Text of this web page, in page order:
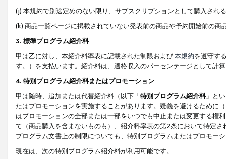
(j) 本規約で別途定めのない限り、サブスクリプションとして購入され
(k) 商品一覧ページに掲載されていない発表前の商品や予約開始前の商
3. 標準プログラム紹介料
甲は乙に対し、本紹介料率表に記載された制限および本規約を遵守す
す。）を支払います。紹介料は、適格収入のパーセンテージとして計
4. 特別プログラム紹介料またはプロモーション
甲は随時、追加または代替紹介料（以下「特別プログラム紹介料」と
たはプロモーションを実施することがあります。疑義を避けるために
はプロモーションの全部または一部をいつでも中止または変更する権
て（商品購入を含まないものも）、紹介料率表の第2条において特定
プログラム文書上の制限についても、特別プログラムまたはプロモー
現在は、次の特別プログラム紹介料が利用可能です。